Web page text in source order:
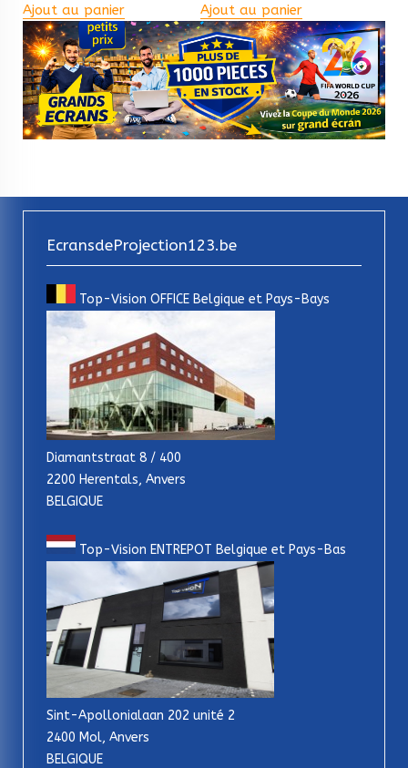
Ajout au panier Ajout au panier
EcransdeProjection123.be
Top-Vision OFFICE Belgique et Pays-Bays
Diamantstraat 8 / 400
2200 Herentals, Anvers
BELGIQUE
Top-Vision ENTREPOT Belgique et Pays-Bas
Sint-Apollonialaan 202 unité 2
2400 Mol, Anvers
BELGIQUE